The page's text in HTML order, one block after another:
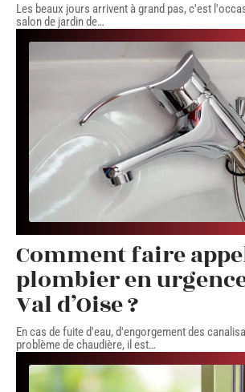
Les beaux jours arrivent à grand pas, c'est
salon de jardin de…
Comment faire
plombier en
Val d’Oise ?
En cas de fuite d'eau, d'engorgement des
problème de chaudière, il est…